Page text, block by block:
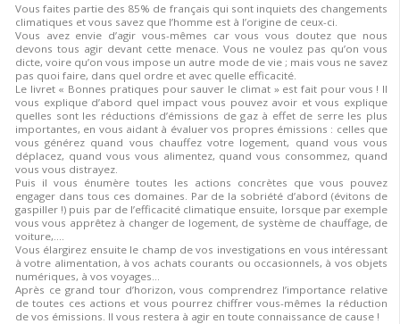
Vous faites partie des 85% de français qui sont inquiets des changements
climatiques et vous savez que l’homme est à l’origine de ceux-ci.
Vous avez envie d’agir vous-mêmes car vous vous doutez que nous
devons tous agir devant cette menace. Vous ne voulez pas qu’on vous
dicte, voire qu’on vous impose un autre mode de vie ; mais vous ne savez
pas quoi faire, dans quel ordre et avec quelle efficacité.
Le livret « Bonnes pratiques pour sauver le climat » est fait pour vous ! Il
vous explique d’abord quel impact vous pouvez avoir et vous explique
quelles sont les réductions d’émissions de gaz à effet de serre les plus
importantes, en vous aidant à évaluer vos propres émissions : celles que
vous générez quand vous chauffez votre logement, quand vous vous
déplacez, quand vous vous alimentez, quand vous consommez, quand
vous vous distrayez.
Puis il vous énumère toutes les actions concrètes que vous pouvez
engager dans tous ces domaines. Par de la sobriété d’abord (évitons de
gaspiller !) puis par de l’efficacité climatique ensuite, lorsque par exemple
vous vous apprêtez à changer de logement, de système de chauffage, de
voiture,….
Vous élargirez ensuite le champ de vos investigations en vous intéressant
à votre alimentation, à vos achats courants ou occasionnels, à vos objets
numériques, à vos voyages…
Après ce grand tour d’horizon, vous comprendrez l’importance relative
de toutes ces actions et vous pourrez chiffrer vous-mêmes la réduction
de vos émissions. Il vous restera à agir en toute connaissance de cause !